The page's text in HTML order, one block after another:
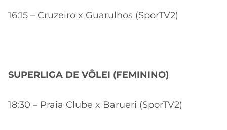
16:15 – Cruzeiro x Guarulhos (SporTV2)
SUPERLIGA DE VÔLEI (FEMININO)
18:30 – Praia Clube x Barueri (SporTV2)